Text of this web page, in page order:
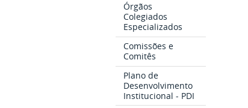
Órgãos
Colegiados
Especializados
Comissões e
Comitês
Plano de
Desenvolvimento
Institucional - PDI